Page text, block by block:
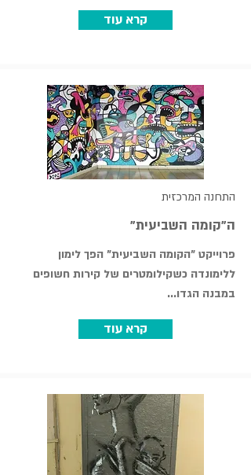
קרא עוד
התחנה המרכזית
"ה"קומה השביעית
פרוייקט "הקומה השביעית" הפך לימון
ללימונדה כשקילומטרים של קירות חשופים
במבנה הגדו...
קרא עוד